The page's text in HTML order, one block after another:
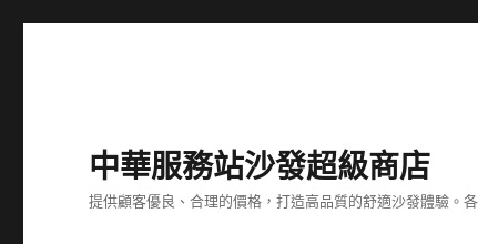
中華服務站沙發超級商店
提供顧客優良、合理的價格，打造高品質的舒適沙發體驗。